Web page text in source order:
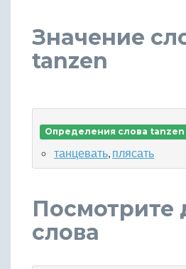
Значение
tanzen
Определения слова tanzen
танцевать, плясать
Посмотрите
слова